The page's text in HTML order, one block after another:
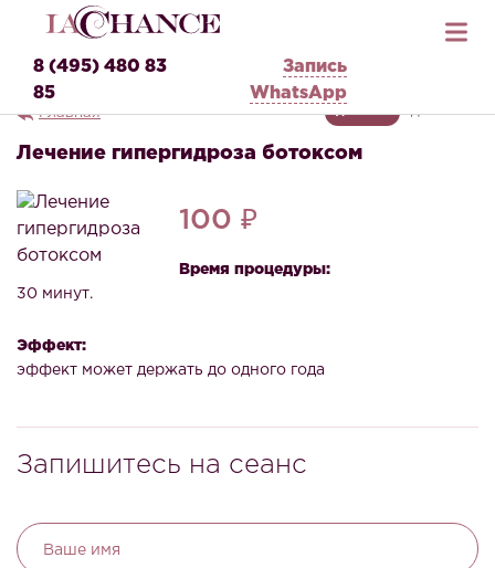
8 (495) 480 83
85
Запись
WhatsApp
Главная ДЛЯ НЕЕ ДЛЯ НЕГО
Лечение гипергидроза ботоксом
100 ₽
Время процедуры:
30 минут.
Эффект:
эффект может держать до одного года
Запишитесь на сеанс
Ваше имя